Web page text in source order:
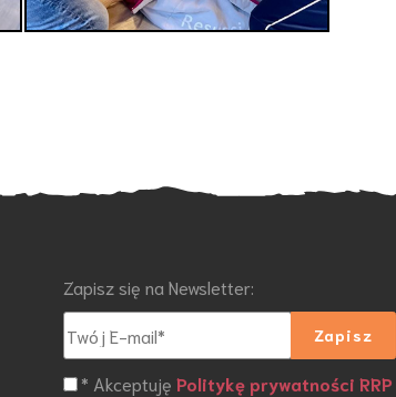
Zapisz się na Newsletter:
* AkceptujęPolitykę prywatności RRP